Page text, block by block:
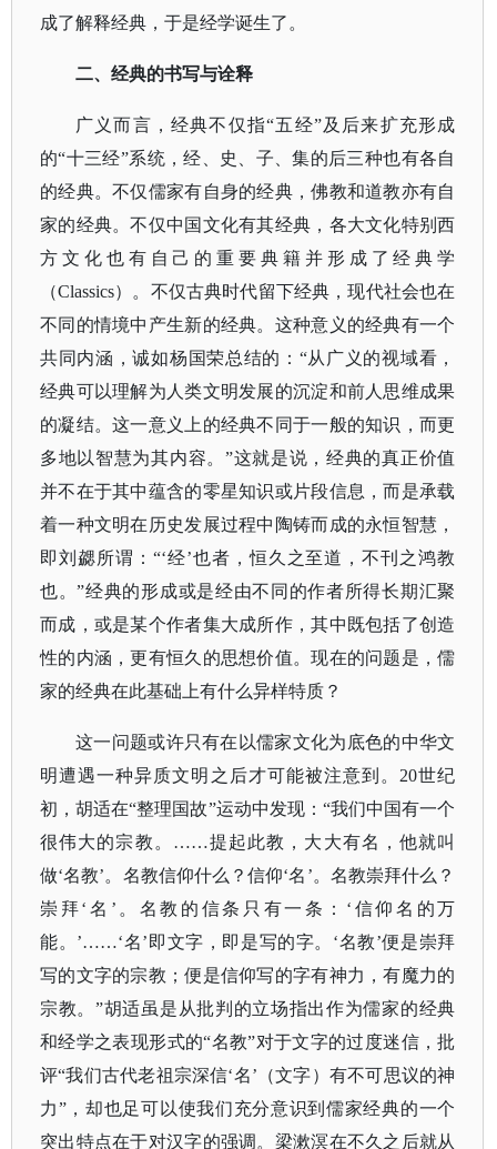
成了解释经典，于是经学诞生了。
二、经典的书写与诠释
广义而言，经典不仅指“五经”及后来扩充形成
的“十三经”系统，经、史、子、集的后三种也有各自
的经典。不仅儒家有自身的经典，佛教和道教亦有自
家的经典。不仅中国文化有其经典，各大文化特别西
方文化也有自己的重要典籍并形成了经典学
（Classics）。不仅古典时代留下经典，现代社会也在
不同的情境中产生新的经典。这种意义的经典有一个
共同内涵，诚如杨国荣总结的：“从广义的视域看，
经典可以理解为人类文明发展的沉淀和前人思维成果
的凝结。这一意义上的经典不同于一般的知识，而更
多地以智慧为其内容。”这就是说，经典的真正价值
并不在于其中蕴含的零星知识或片段信息，而是承载
着一种文明在历史发展过程中陶铸而成的永恒智慧，
即刘勰所谓：“‘经’也者，恒久之至道，不刊之鸿教
也。”经典的形成或是经由不同的作者所得长期汇聚
而成，或是某个作者集大成所作，其中既包括了创造
性的内涵，更有恒久的思想价值。现在的问题是，儒
家的经典在此基础上有什么异样特质？
这一问题或许只有在以儒家文化为底色的中华文
明遭遇一种异质文明之后才可能被注意到。 20世纪
初，胡适在“整理国故”运动中发现：“我们中国有一个
很伟大的宗教。……提起此教，大大有名，他就叫
做‘名教’。名教信仰什么？信仰‘名’。名教崇拜什么？
崇拜‘名’。名教的信条只有一条：‘信仰名的万
能。’……‘名’即文字，即是写的字。‘名教’便是崇拜
写的文字的宗教；便是信仰写的字有神力，有魔力的
宗教。”胡适虽是从批判的立场指出作为儒家的经典
和经学之表现形式的“名教”对于文字的过度迷信，批
评“我们古代老祖宗深信‘名’（文字）有不可思议的神
力”，却也足可以使我们充分意识到儒家经典的一个
突出特点在于对汉字的强调。梁漱溟在不久之后就从